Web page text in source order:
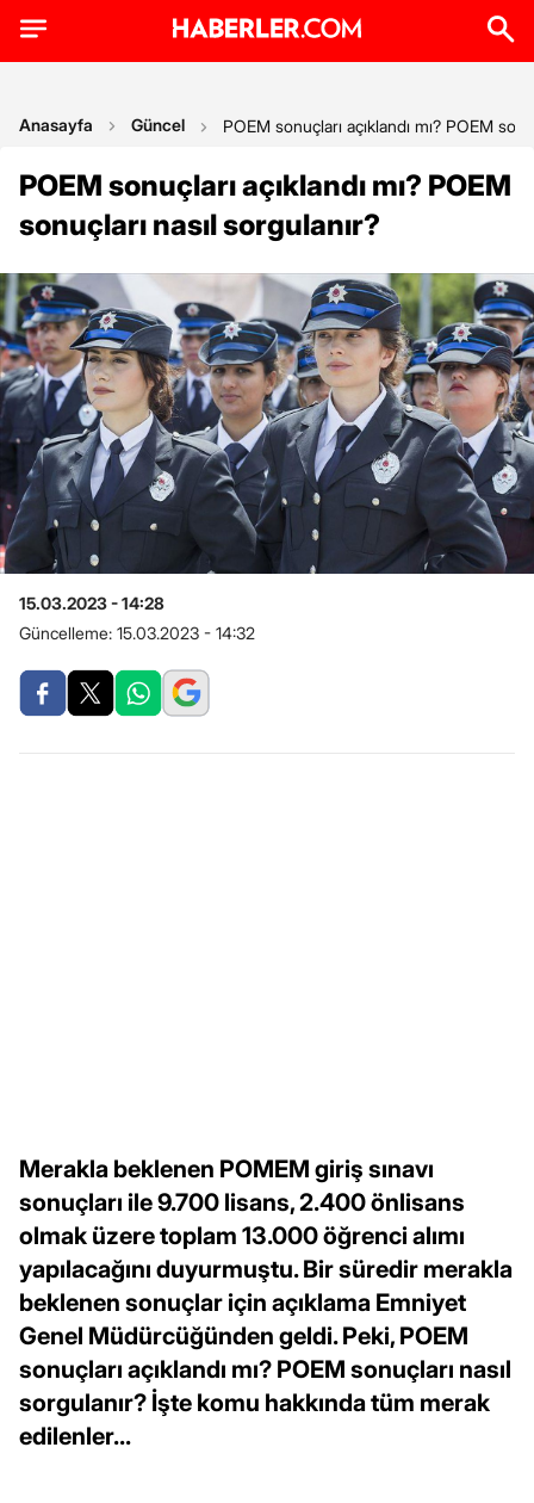
Anasayfa Güncel POEM sonuçları açıklandı mı? POEM
POEM sonuçları açıklandı mı? POEM
sonuçları nasıl sorgulanır?
15.03.2023 - 14:28
Güncelleme: 15.03.2023 - 14:32
Merakla beklenen POMEM giriş sınavı
sonuçları ile 9.700 lisans, 2.400 önlisans
olmak üzere toplam 13.000 öğrenci alımı
yapılacağını duyurmuştu. Bir süredir merakla
beklenen sonuçlar için açıklama Emniyet
Genel Müdürcüğünden geldi. Peki, POEM
sonuçları açıklandı mı? POEM sonuçları nasıl
sorgulanır? İşte komu hakkında tüm merak
edilenler...